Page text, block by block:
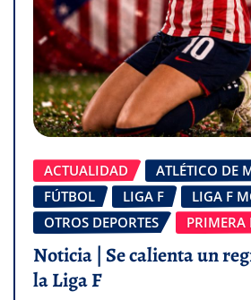
ACTUALIDAD
ATLÉTICO DE
FÚTBOL
LIGA F
LIGA F
OTROS DEPORTES
PRIMERA
Noticia | Se calienta un
la Liga F